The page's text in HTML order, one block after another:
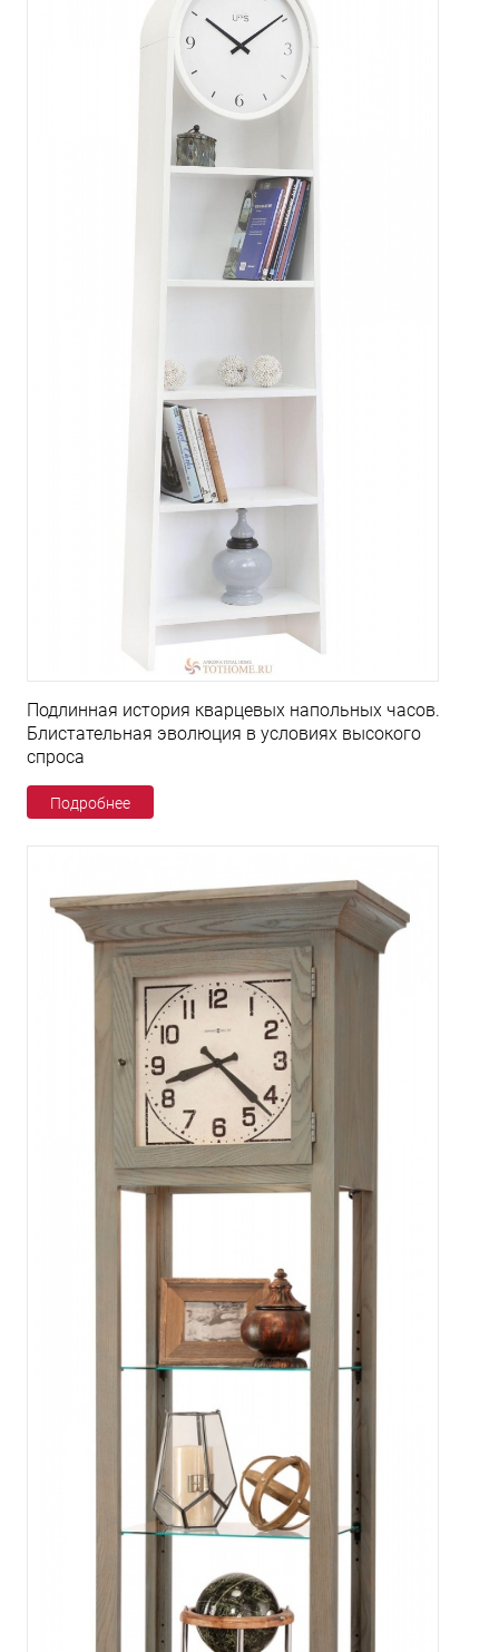
Подлинная история кварцевых напольных часов.
Блистательная эволюция в условиях высокого
спроса
Подробнее